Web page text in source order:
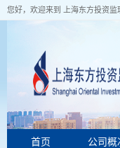
您好，欢迎来到 上海东方投资监
首页 公司概